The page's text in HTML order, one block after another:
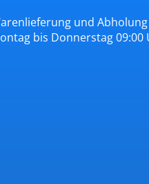
und
bis Donnerstag 09:00